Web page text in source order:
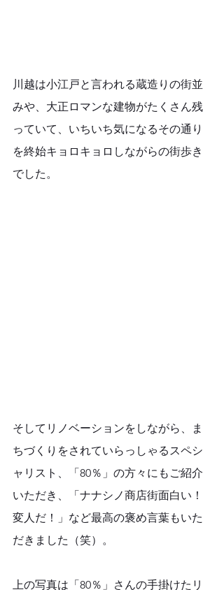
川越は小江戸と言われる蔵造りの街並
みや、大正ロマンな建物がたくさん残
っていて、いちいち気になるその通り
を終始キョロキョロしながらの街歩き
でした。
そしてリノベーションをしながら、ま
ちづくりをされていらっしゃるスペシ
ャリスト、「80％」の方々にもご紹介
いただき、「ナナシノ商店街面白い！
変人だ！」など最高の褒め言葉もいた
だきました（笑）。
上の写真は「80％」さんの手掛けたリ